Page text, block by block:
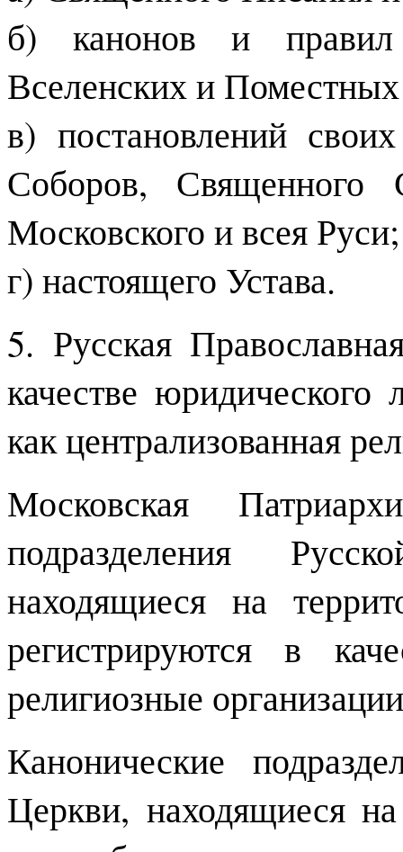
б) канонов и правил
Вселенских и
в) постановлений
Соборов, Священного
Московского и всея Руси;
г) настоящего Устава.
5. Русская
качестве
как централизованная
Московская
подразделения
находящиеся на
регистрируются в
религиозные
Канонические
Церкви, находящиеся